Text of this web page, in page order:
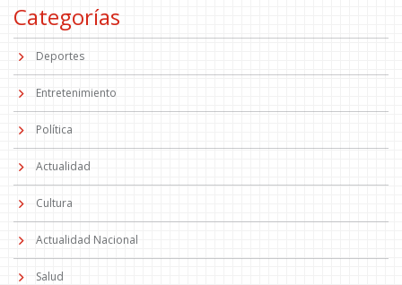
Categorías
Deportes
Entretenimiento
Política
Actualidad
Cultura
Actualidad Nacional
Salud